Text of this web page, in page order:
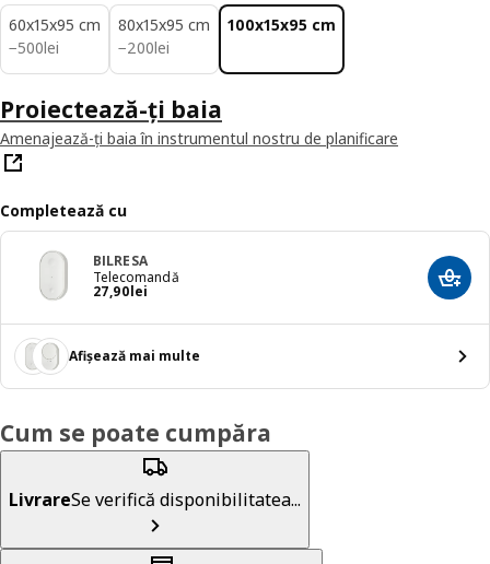
60x15x95 cm
−500lei
500lei
80x15x95 cm
−200lei
200lei
100x15x95 cm
Proiectează-ți baia
Amenajează-ți baia în instrumentul nostru de planificare
Completează cu
BILRESA
Telecomandă
27,90lei
Preț 27,90lei
Afișează mai multe
Cum se poate cumpăra
LivrareSe verifică disponibilitatea...